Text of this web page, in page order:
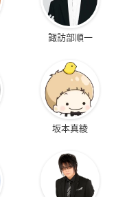
の
ピカチュウのなつや
すみ
サトシ
諏訪部順一
坂本真綾